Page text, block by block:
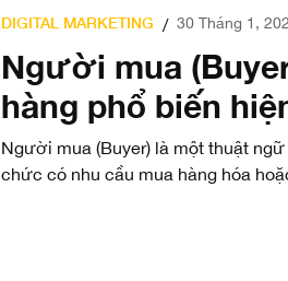
DIGITAL MARKETING / 30 Tháng 1,
Người mua
hàng phổ biến
Người mua (Buyer) là một thuật
chức có nhu cầu mua hàng hóa